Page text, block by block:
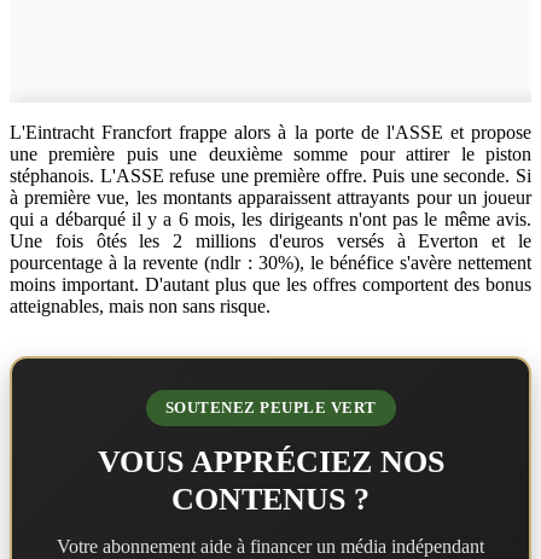
L'Eintracht Francfort frappe alors à la porte de l'ASSE et propose
une première puis une deuxième somme pour attirer le piston
stéphanois. L'ASSE refuse une première offre. Puis une seconde. Si
à première vue, les montants apparaissent attrayants pour un joueur
qui a débarqué il y a 6 mois, les dirigeants n'ont pas le même avis.
Une fois ôtés les 2 millions d'euros versés à Everton et le
pourcentage à la revente (ndlr : 30%), le bénéfice s'avère nettement
moins important. D'autant plus que les offres comportent des bonus
atteignables, mais non sans risque.
SOUTENEZ PEUPLE VERT
VOUS APPRÉCIEZ NOS
CONTENUS ?
Votre abonnement aide à financer un média indépendant